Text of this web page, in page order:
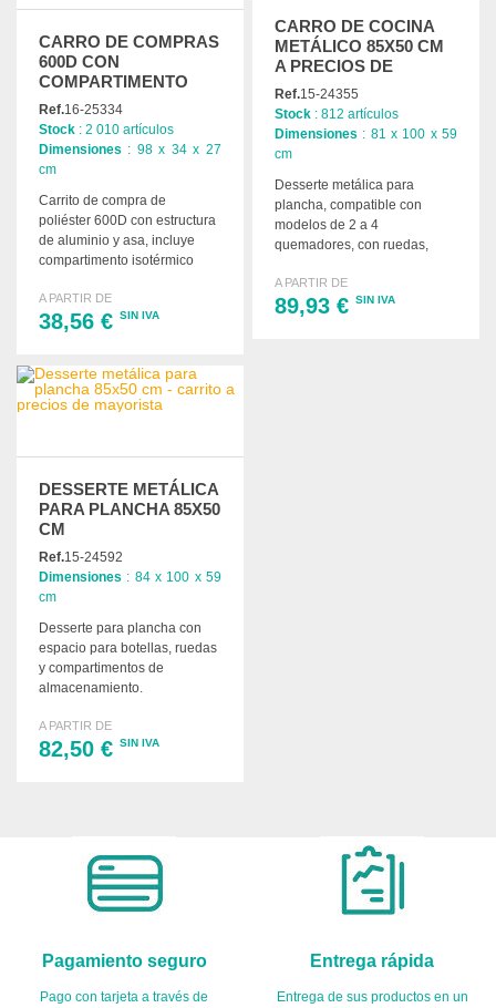
CARRO DE COMPRAS
600D CON
COMPARTIMENTO
ISOTHERMO A
PRECIOS DE
MAYORISTA
Ref.16-25334
Stock : 2 010 artículos
Dimensiones : 98 x 34 x 27
cm
Carrito de compra de
poliéster 600D con estructura
de aluminio y asa, incluye
compartimento isotérmico
frescos.
A PARTIR DE
38,56 € SIN IVA
PEDIR
Solicitar un presupuesto
CARRO DE COCINA
METÁLICO 85X50 CM
A PRECIOS DE
MAYORISTA
Ref.15-24355
Stock : 812 artículos
Dimensiones : 81 x 100 x 59
cm
Desserte metálica para
plancha, compatible con
modelos de 2 a 4
quemadores, con ruedas,
dimensiones de 100 x 59 x 81
cm.
A PARTIR DE
89,93 €SIN IVA
DESSERTE METÁLICA
PARA PLANCHA 85X50
CM
Ref.15-24592
Dimensiones : 84 x 100 x 59
cm
Desserte para plancha con
espacio para botellas, ruedas
y compartimentos de
almacenamiento.
cm.
A PARTIR DE
82,50 € SIN IVA
Pagamiento seguro
Pago con tarjeta a través de
Entrega rápida
Entrega de sus productos en un